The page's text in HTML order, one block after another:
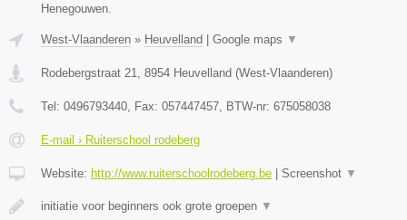
Henegouwen.
West-Vlaanderen » Heuvelland | Google maps ▼
Rodebergstraat 21 8954 Heuvelland (West-Vlaanderen)
Tel: 0496793440 , Fax: 057447457 , BTW-nr: 675058038
E-mail › Ruiterschool rodeberg
Website: http://www.ruiterschoolrodeberg.be | Screenshot ▼
initiatie voor beginners ook grote groepen ▼